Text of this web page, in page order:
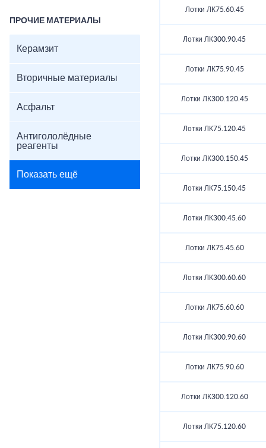
ПРОЧИЕ МАТЕРИАЛЫ
Керамзит
Вторичные материалы
Асфальт
Антигололёдные
реагенты
Показать ещё
Лотки ЛК75.60.45
Лотки ЛК300.90.45
Лотки ЛК75.90.45
Лотки ЛК300.120.45
Лотки ЛК75.120.45
Лотки ЛК300.150.45
Лотки ЛК75.150.45
Лотки ЛК300.45.60
Лотки ЛК75.45.60
Лотки ЛК300.60.60
Лотки ЛК75.60.60
Лотки ЛК300.90.60
Лотки ЛК75.90.60
Лотки ЛК300.120.60
Лотки ЛК75.120.60